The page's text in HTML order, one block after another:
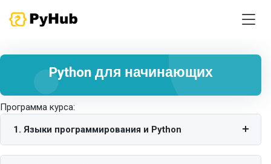
Python для начинающих
Программа курса:
1. Языки программирования и Python